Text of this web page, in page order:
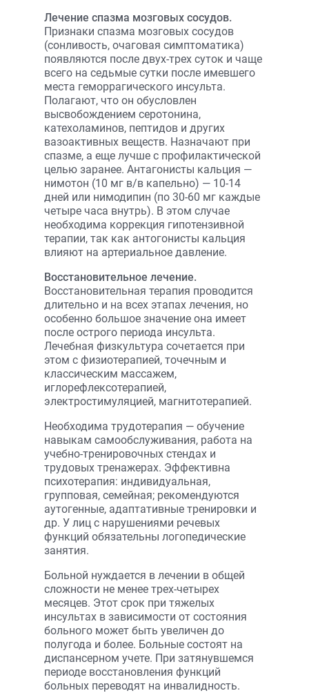
Лечение спазма мозговых сосудов.
Признаки спазма мозговых сосудов
(сонливость, очаговая симптоматика)
появляются после двух-трех суток и чаще
всего на седьмые сутки после имевшего
места геморрагического инсульта.
Полагают, что он обусловлен
высвобождением серотонина,
катехоламинов, пептидов и других
вазоактивных веществ. Назначают при
спазме, а еще лучше с профилактической
целью заранее. Антагонисты кальция —
нимотон (10 мг в/в капельно) — 10-14
дней или нимодипин (по 30-60 мг каждые
четыре часа внутрь). В этом случае
необходима коррекция гипотензивной
терапии, так как антогонисты кальция
влияют на артериальное давление.
Восстановительное лечение.
Восстановительная терапия проводится
длительно и на всех этапах лечения, но
особенно большое значение она имеет
после острого периода инсульта.
Лечебная физкультура сочетается при
этом с физиотерапией, точечным и
классическим массажем,
иглорефлексотерапией,
электростимуляцией, магнитотерапией.
Необходима трудотерапия — обучение
навыкам самообслуживания, работа на
учебно-тренировочных стендах и
трудовых тренажерах. Эффективна
психотерапия: индивидуальная,
групповая, семейная; рекомендуются
аутогенные, адаптативные тренировки и
др. У лиц с нарушениями речевых
функций обязательны логопедические
занятия.
Больной нуждается в лечении в общей
сложности не менее трех-четырех
месяцев. Этот срок при тяжелых
инсультах в зависимости от состояния
больного может быть увеличен до
полугода и более. Больные состоят на
диспансерном учете. При затянувшемся
периоде восстановления функций
больных переводят на инвалидность.